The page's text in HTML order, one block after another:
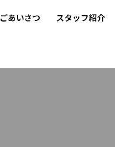
ごあいさつ スタッフ紹介